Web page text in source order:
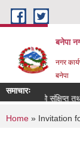
Skip to main content
बनेपा
नगर
बनेपा
समाचारः
संक्षिप्त
You are
Home » Invitation